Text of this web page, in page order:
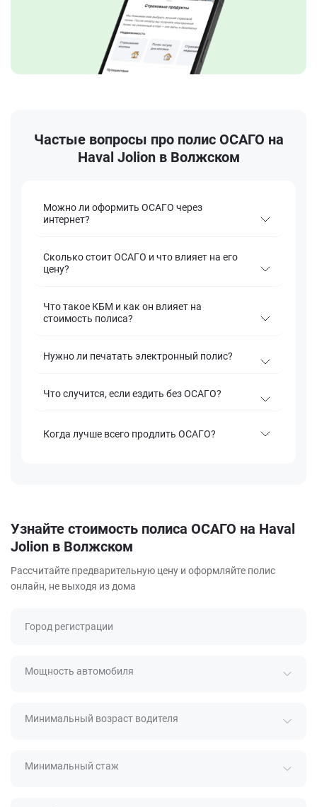
Частые вопросы про полис ОСАГО на
Haval Jolion в Волжском
Можно ли оформить ОСАГО через
интернет?
Сколько стоит ОСАГО и что влияет на его
цену?
Что такое КБМ и как он влияет на
стоимость полиса?
Нужно ли печатать электронный полис?
Что случится, если ездить без ОСАГО?
Когда лучше всего продлить ОСАГО?
Узнайте стоимость полиса ОСАГО на Haval
Jolion в Волжском
Рассчитайте предварительную цену и оформляйте полис
онлайн, не выходя из дома
Город регистрации
Мощность автомобиля
Минимальный возраст водителя
Минимальный стаж